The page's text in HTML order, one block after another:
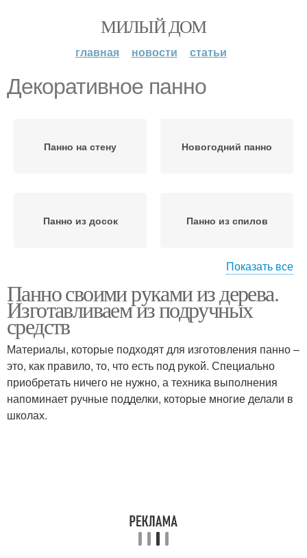
МИЛЫЙ ДОМ
главная новости статьи
Декоративное панно
Панно на стену Новогодний панно
Панно из досок Панно из спилов
Панно из реек Панно из дерева
Показать все
Панно своими руками из дерева.
Изготавливаем из подручных
средств
Материалы, которые подходят для изготовления панно –
это, как правило, то, что есть под рукой. Специально
приобретать ничего не нужно, а техника выполнения
напоминает ручные подделки, которые многие делали в
школах.